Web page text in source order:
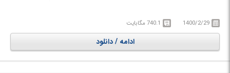
است. این نرم افزار پوشش کاملی برای تمام جنبه های کسب و کارتان است و با
این برنامه می توانید به گزارش سازی و تصمیم گیری های سریع و بدون اشکال
اقدام کنید. همچنین می توانید تمامی موجودی ها و اقلام را به صورت دستی وارد
نرم افزار کنید و با استفاده از منوی ایجاد شده اقلام های اضافه شده را مدیریت
1400/2/29 740.1 مگابایت
ادامه / دانلود